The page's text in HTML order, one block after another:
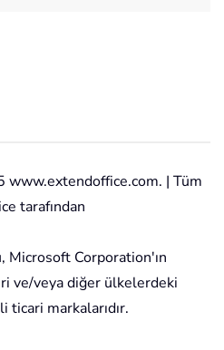
| Tüm
tarafından
Microsoft Corporation'ın
ve/veya diğer ülkelerdeki
ticari markalarıdır.